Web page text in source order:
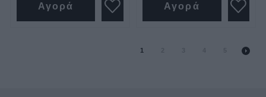
Αγορά Αγορά
1